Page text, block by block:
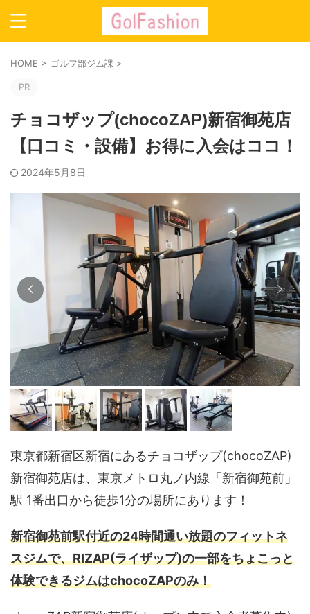
HOME > ゴルフ部ジム課 >
PR
チョコザップ(chocoZAP)新宿御苑店
【口コミ・設備】お得に入会はココ！
2024年5月8日
東京都新宿区新宿にあるチョコザップ(chocoZAP)
新宿御苑店は、東京メトロ丸ノ内線「新宿御苑前」
駅 1番出口から徒歩1分の場所にあります！
新宿御苑前駅付近の24時間通い放題のフィットネ
スジムで、RIZAP(ライザップ)の一部をちょこっと
体験できるジムはchocoZAPのみ！